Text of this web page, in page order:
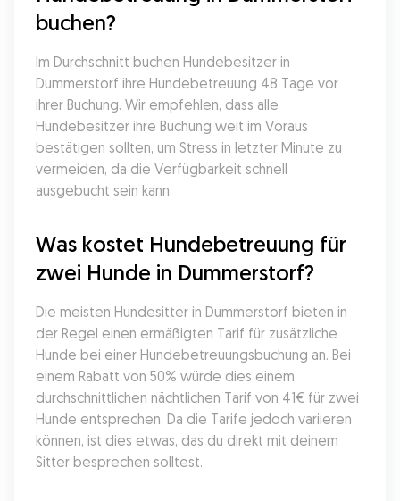
buchen?
Im Durchschnitt buchen Hundebesitzer in
Dummerstorf ihre Hundebetreuung 48 Tage vor
ihrer Buchung. Wir empfehlen, dass alle
Hundebesitzer ihre Buchung weit im Voraus
bestätigen sollten, um Stress in letzter Minute zu
vermeiden, da die Verfügbarkeit schnell
ausgebucht sein kann.
Was kostet Hundebetreuung für
zwei Hunde in Dummerstorf?
Die meisten Hundesitter in Dummerstorf bieten in
der Regel einen ermäßigten Tarif für zusätzliche
Hunde bei einer Hundebetreuungsbuchung an. Bei
einem Rabatt von 50% würde dies einem
durchschnittlichen nächtlichen Tarif von 41€ für zwei
Hunde entsprechen. Da die Tarife jedoch variieren
können, ist dies etwas, das du direkt mit deinem
Sitter besprechen solltest.